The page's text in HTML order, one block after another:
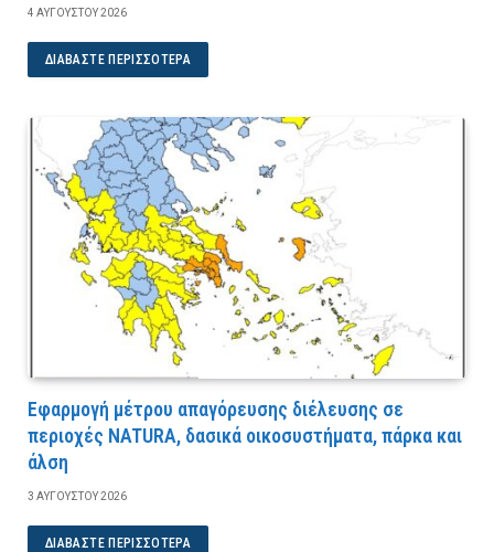
4 ΑΥΓΟΎΣΤΟΥ 2026
ΔΙΑΒΆΣΤΕ ΠΕΡΙΣΣΌΤΕΡΑ
Εφαρμογή μέτρου απαγόρευσης διέλευσης σε
περιοχές NATURA, δασικά οικοσυστήματα, πάρκα και
άλση
3 ΑΥΓΟΎΣΤΟΥ 2026
ΔΙΑΒΆΣΤΕ ΠΕΡΙΣΣΌΤΕΡΑ